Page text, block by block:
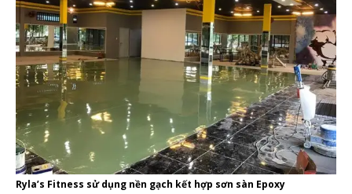
Ryla’s Fitness sử dụng nền gạch kết hợp sơn sàn Epoxy